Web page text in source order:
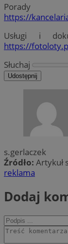
https://
Usługi i
https://
Słuchaj
Udostępnij
s.gerlaczek
Źródło: Artykuł
reklama
Dodaj